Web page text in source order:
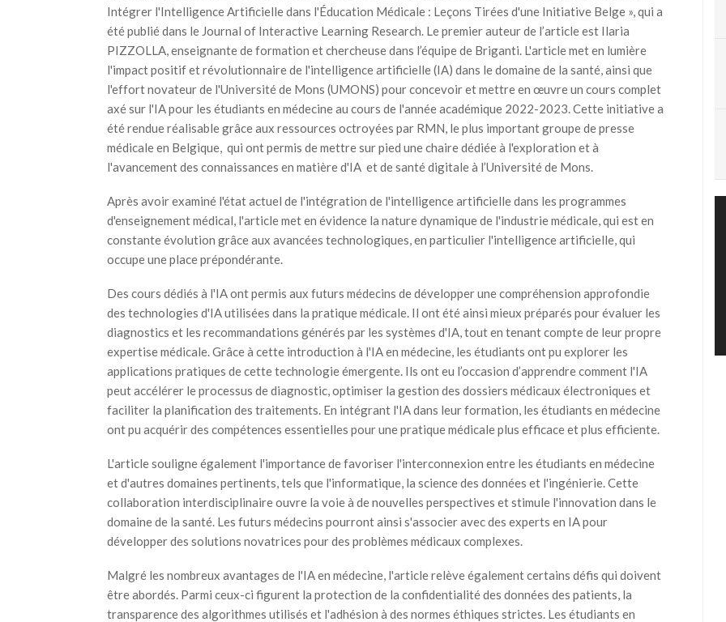
Intégrer l'Intelligence Artificielle dans l'Éducation Médicale : Leçons Tirées d'une Initiative Belge », qui a
été publié dans le Journal of Interactive Learning Research. Le premier auteur de l’article est Ilaria
PIZZOLLA, enseignante de formation et chercheuse dans l’équipe de Briganti. L'article met en lumière
l'impact positif et révolutionnaire de l'intelligence artificielle (IA) dans le domaine de la santé, ainsi que
l'effort novateur de l'Université de Mons (UMONS) pour concevoir et mettre en œuvre un cours complet
axé sur l'IA pour les étudiants en médecine au cours de l'année académique 2022-2023. Cette initiative a
été rendue réalisable grâce aux ressources octroyées par RMN, le plus important groupe de presse
médicale en Belgique, qui ont permis de mettre sur pied une chaire dédiée à l'exploration et à
l'avancement des connaissances en matière d'IA et de santé digitale à l’Université de Mons.
Après avoir examiné l'état actuel de l'intégration de l'intelligence artificielle dans les programmes
d'enseignement médical, l'article met en évidence la nature dynamique de l'industrie médicale, qui est en
constante évolution grâce aux avancées technologiques, en particulier l'intelligence artificielle, qui
occupe une place prépondérante.
Des cours dédiés à l'IA ont permis aux futurs médecins de développer une compréhension approfondie
des technologies d'IA utilisées dans la pratique médicale. Il ont été ainsi mieux préparés pour évaluer les
diagnostics et les recommandations générés par les systèmes d'IA, tout en tenant compte de leur propre
expertise médicale. Grâce à cette introduction à l'IA en médecine, les étudiants ont pu explorer les
applications pratiques de cette technologie émergente. Ils ont eu l’occasion d’apprendre comment l'IA
peut accélérer le processus de diagnostic, optimiser la gestion des dossiers médicaux électroniques et
faciliter la planification des traitements. En intégrant l'IA dans leur formation, les étudiants en médecine
ont pu acquérir des compétences essentielles pour une pratique médicale plus efficace et plus efficiente.
L'article souligne également l'importance de favoriser l'interconnexion entre les étudiants en médecine
et d'autres domaines pertinents, tels que l'informatique, la science des données et l'ingénierie. Cette
collaboration interdisciplinaire ouvre la voie à de nouvelles perspectives et stimule l'innovation dans le
domaine de la santé. Les futurs médecins pourront ainsi s'associer avec des experts en IA pour
développer des solutions novatrices pour des problèmes médicaux complexes.
Malgré les nombreux avantages de l'IA en médecine, l'article relève également certains défis qui doivent
être abordés. Parmi ceux-ci figurent la protection de la confidentialité des données des patients, la
transparence des algorithmes utilisés et l'adhésion à des normes éthiques strictes. Les étudiants en